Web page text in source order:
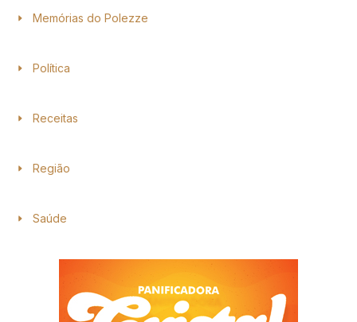
Memórias do Polezze
Política
Receitas
Região
Saúde